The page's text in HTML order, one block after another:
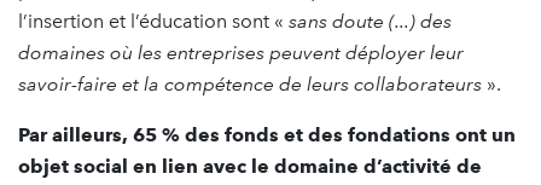
l’insertion et l’éducation sont « sans doute (...) des
domaines où les entreprises peuvent déployer leur
savoir-faire et la compétence de leurs collaborateurs ».
Par ailleurs, 65 % des fonds et des fondations ont un
objet social en lien avec le domaine d’activité de